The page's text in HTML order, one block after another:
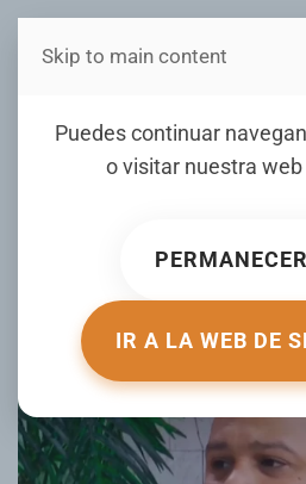
Estás en
Puedes continuar
o visitar nuestra web
IR A LA WEB DE
Skip to main content
Regidor en
SFM: “Después
decisión”
ESCRITO POR JESÚS DANIEL
PUBLICADO EN
ENTREVISTAS .